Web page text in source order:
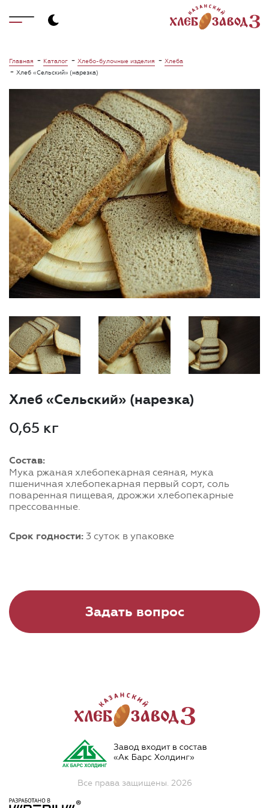
Главная - Каталог - Хлебо-булочные изделия - Хлеба
- Хлеб «Сельский» (нарезка)
Хлеб «Сельский» (нарезка)
0,65 кг
Состав:
Мука ржаная хлебопекарная сеяная, мука
пшеничная хлебопекарная первый сорт, соль
поваренная пищевая, дрожжи хлебопекарные
прессованные.
Срок годности: 3 суток в упаковке
Задать вопрос
Все права защищены. 2026